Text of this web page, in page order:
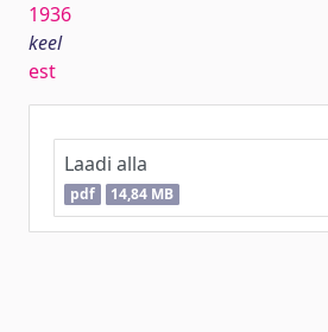
1936
keel
est
Laadi alla
pdf 14,84 MB